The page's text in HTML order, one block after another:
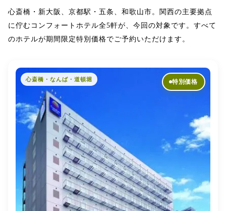
心斎橋・新大阪、京都駅・五条、和歌山市。関西の主要拠点
に佇むコンフォートホテル全5軒が、今回の対象です。すべて
のホテルが期間限定特別価格でご予約いただけます。
心斎橋・なんば・道頓堀 特別価格